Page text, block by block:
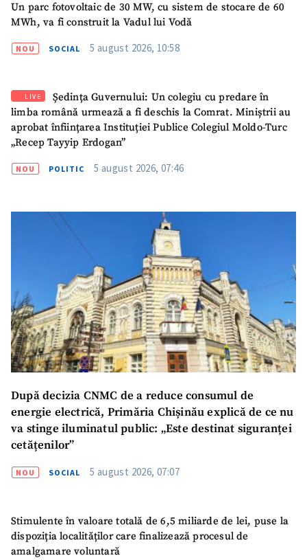
Un parc fotovoltaic de 30 MW, cu sistem de stocare de 60
MWh, va fi construit la Vadul lui Vodă
NOU SOCIAL 5 august 2026, 10:58
LIVE
Ședința Guvernului: Un colegiu cu predare în
limba română urmează a fi deschis la Comrat. Miniștrii au
aprobat înființarea Instituției Publice Colegiul Moldo-Turc
„Recep Tayyip Erdogan”
NOU POLITIC 5 august 2026, 07:46
După decizia CNMC de a reduce consumul de
energie electrică, Primăria Chișinău explică de ce nu
va stinge iluminatul public: „Este destinat siguranței
cetățenilor”
NOU SOCIAL 5 august 2026, 07:07
Stimulente în valoare totală de 6,5 miliarde de lei, puse la
dispoziția localităților care finalizează procesul de
amalgamare voluntară